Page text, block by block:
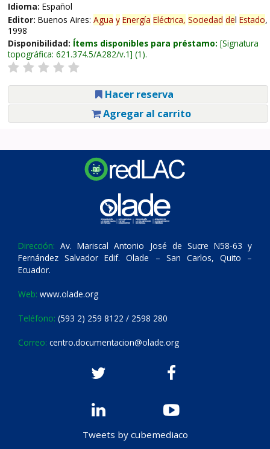
Idioma: Español
Editor: Buenos Aires: Agua y Energía Eléctrica, Sociedad del Estado,
1998
Disponibilidad: Ítems disponibles para préstamo: Signatura
topográfica: 621.374.5/A282/v.1 (1).
Hacer reserva
Agregar al carrito
Dirección: Av. Mariscal Antonio José de Sucre N58-63 y
Fernández Salvador Edif. Olade – San Carlos, Quito –
Ecuador.
Web: www.olade.org
Teléfono: (593 2) 259 8122 / 2598 280
Correo: centro.documentacion@olade.org
Tweets by cubemediaco